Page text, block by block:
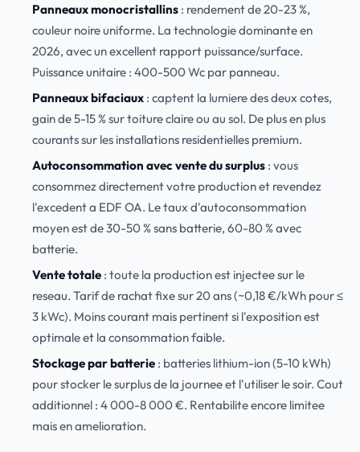
Panneaux monocristallins: rendement de 20-23 %,
couleur noire uniforme. La technologie dominante en
2026, avec un excellent rapport puissance/surface.
Puissance unitaire : 400-500 Wc par panneau.
Panneaux bifaciaux: captent la lumiere des deux cotes,
gain de 5-15 % sur toiture claire ou au sol. De plus en plus
courants sur les installations residentielles premium.
Autoconsommation avec vente du surplus: vous
consommez directement votre production et revendez
l'excedent a EDF OA. Le taux d'autoconsommation
moyen est de 30-50 % sans batterie, 60-80 % avec
batterie.
Vente totale: toute la production est injectee sur le
reseau. Tarif de rachat fixe sur 20 ans (~0,18 €/kWh pour ≤
3 kWc). Moins courant mais pertinent si l'exposition est
optimale et la consommation faible.
Stockage par batterie: batteries lithium-ion (5-10 kWh)
pour stocker le surplus de la journee et l'utiliser le soir. Cout
additionnel : 4 000-8 000 €. Rentabilite encore limitee
mais en amelioration.